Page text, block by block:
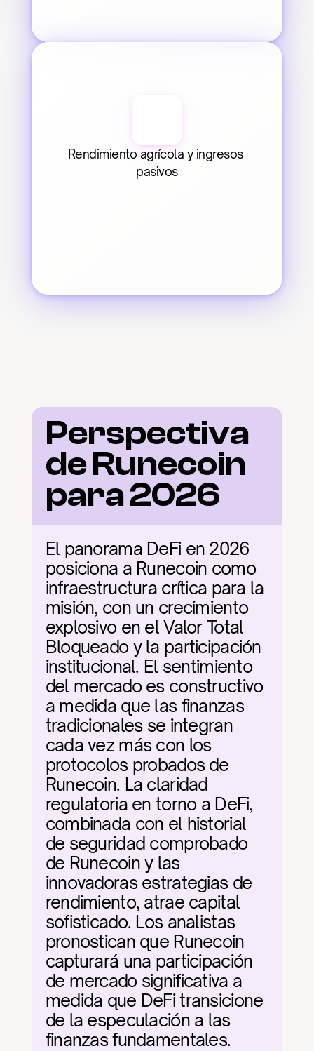
Rendimiento agrícola y ingresos
pasivos
Perspectiva
de Runecoin
para 2026
El panorama DeFi en 2026
posiciona a Runecoin como
infraestructura crítica para la
misión, con un crecimiento
explosivo en el Valor Total
Bloqueado y la participación
institucional. El sentimiento
del mercado es constructivo
a medida que las finanzas
tradicionales se integran
cada vez más con los
protocolos probados de
Runecoin. La claridad
regulatoria en torno a DeFi,
combinada con el historial
de seguridad comprobado
de Runecoin y las
innovadoras estrategias de
rendimiento, atrae capital
sofisticado. Los analistas
pronostican que Runecoin
capturará una participación
de mercado significativa a
medida que DeFi transicione
de la especulación a las
finanzas fundamentales.